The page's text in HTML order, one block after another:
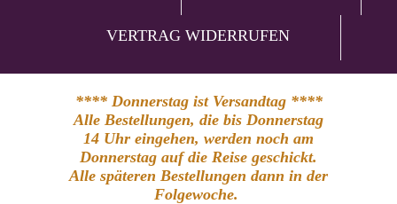
VERTRAG WIDERRUFEN
**** Donnerstag ist Versandtag ****
Alle Bestellungen, die bis Donnerstag
14 Uhr eingehen, werden noch am
Donnerstag auf die Reise geschickt.
Alle späteren Bestellungen dann in der
Folgewoche.